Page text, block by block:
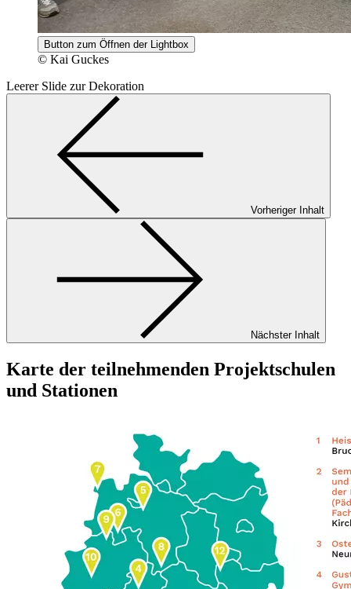
Button zum Öffnen der Lightbox
© Kai Guckes
Leerer Slide zur Dekoration
Vorheriger Inhalt
Nächster Inhalt
Karte der teilnehmenden Projektschulen
und Stationen